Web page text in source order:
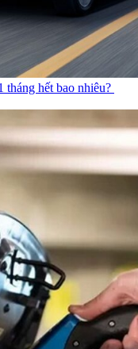
hết bao nhiêu?